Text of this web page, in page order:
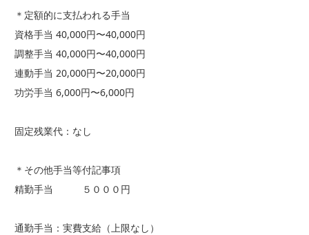
＊定額的に支払われる手当
資格手当 40,000円〜40,000円
調整手当 40,000円〜40,000円
連動手当 20,000円〜20,000円
功労手当 6,000円〜6,000円
固定残業代：なし
＊その他手当等付記事項
精勤手当 ５０００円
通勤手当：実費支給（上限なし）